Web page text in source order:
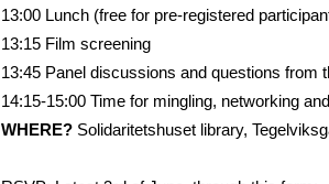
13:00 Lunch (free for pre-registered
13:15 Film screening
13:45 Panel discussions and questions from
14:15-15:00 Time for mingling, networking
WHERE? Solidaritetshuset library,